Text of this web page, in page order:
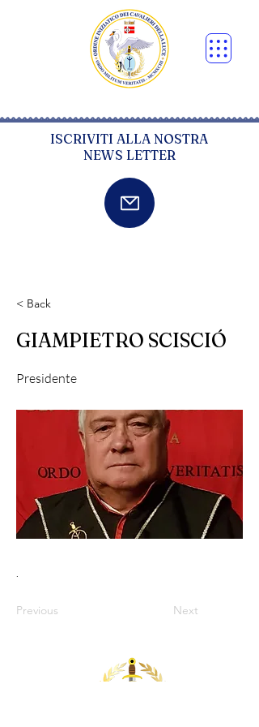
ISCRIVITI ALLA NOSTRA
NEWS LETTER
< Back
GIAMPIETRO SCISCIÓ
Presidente
Previous Next